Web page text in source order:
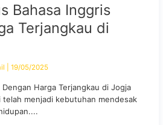
Bahasa Inggris
Terjangkau di
|19/05/2025
Harga Terjangkau di Jogja
telah menjadi kebutuhan mendesak